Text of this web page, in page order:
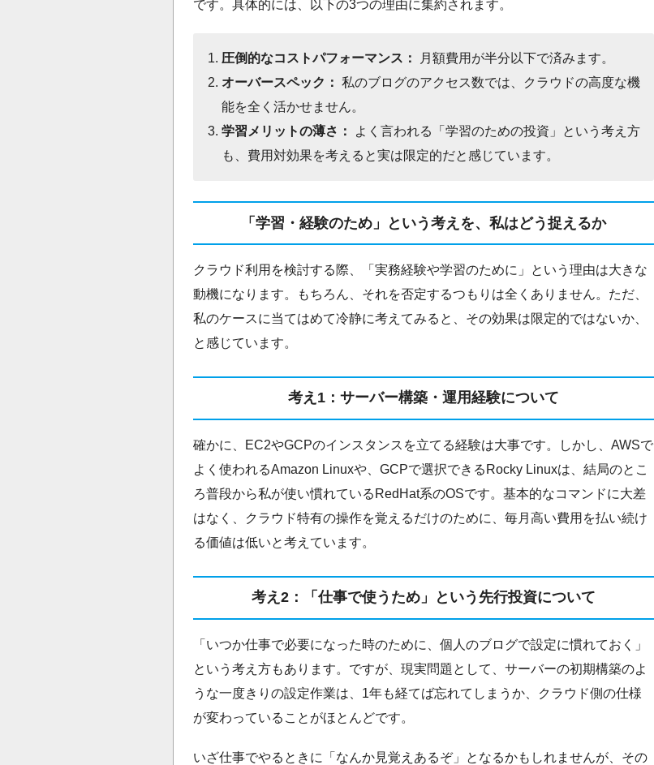
です。具体的には、以下の3つの理由に集約されます。
圧倒的なコストパフォーマンス：
月額費用が半分以下で済みます。
オーバースペック： 私のブログのアクセス数では、クラウドの高度な機
能を全く活かせません。
学習メリットの薄さ：
よく言われる「学習のための投資」という考え方
も、費用対効果を考えると実は限定的だと感じています。
「学習・経験のため」という考えを、私はどう捉えるか
クラウド利用を検討する際、「実務経験や学習のために」という理由は大きな
動機になります。もちろん、それを否定するつもりは全くありません。ただ、
私のケースに当てはめて冷静に考えてみると、その効果は限定的ではないか、
と感じています。
考え1：サーバー構築・運用経験について
確かに、EC2やGCPのインスタンスを立てる経験は大事です。しかし、AWSで
よく使われるAmazon Linuxや、GCPで選択できるRocky Linuxは、結局のとこ
ろ普段から私が使い慣れているRedHat系のOSです。基本的なコマンドに大差
はなく、クラウド特有の操作を覚えるだけのために、毎月高い費用を払い続け
る価値は低いと考えています。
考え2：「仕事で使うため」という先行投資について
「いつか仕事で必要になった時のために、個人のブログで設定に慣れておく」
という考え方もあります。ですが、現実問題として、サーバーの初期構築のよ
うな一度きりの設定作業は、1年も経てば忘れてしまうか、クラウド側の仕様
が変わっていることがほとんどです。
いざ仕事でやるときに「なんか見覚えあるぞ」となるかもしれませんが、その